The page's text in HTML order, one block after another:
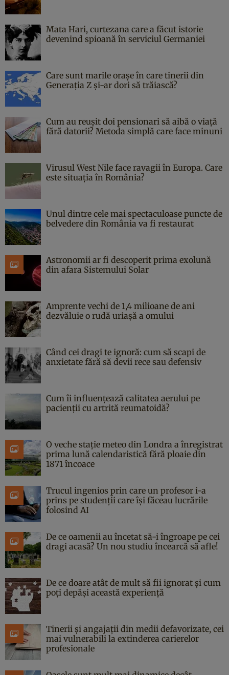
Mata Hari, curtezana care a făcut istorie
devenind spioană în serviciul Germaniei
Care sunt marile orașe în care tinerii din
Generația Z și-ar dori să trăiască?
Cum au reușit doi pensionari să aibă o viață
fără datorii? Metoda simplă care face minuni
Virusul West Nile face ravagii în Europa. Care
este situația în România?
Unul dintre cele mai spectaculoase puncte de
belvedere din România va fi restaurat
Astronomii ar fi descoperit prima exolună
din afara Sistemului Solar
Amprente vechi de 1,4 milioane de ani
dezvăluie o rudă uriașă a omului
Când cei dragi te ignoră: cum să scapi de
anxietate fără să devii rece sau defensiv
Cum îi influențează calitatea aerului pe
pacienții cu artrită reumatoidă?
O veche stație meteo din Londra a înregistrat
prima lună calendaristică fără ploaie din
1871 încoace
Trucul ingenios prin care un profesor i-a
prins pe studenții care își făceau lucrările
folosind AI
De ce oamenii au încetat să-i îngroape pe cei
dragi acasă? Un nou studiu încearcă să afle!
De ce doare atât de mult să fii ignorat și cum
poți depăși această experiență
Tinerii și angajații din medii defavorizate, cei
mai vulnerabili la extinderea carierelor
profesionale